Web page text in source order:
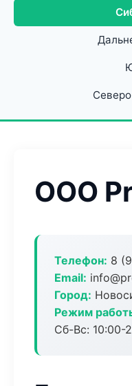
ООО
Телефон: 8
Email:
Город:
Режим
Сб-Вс: 10:00-